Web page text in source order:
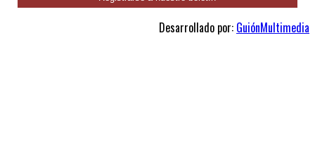
Desarrollado por: GuiónMultimedia